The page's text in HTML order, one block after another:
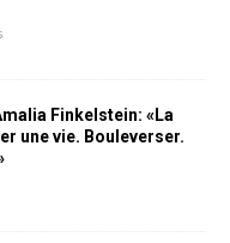
Finkelstein: «La
une vie. Bouleverser.